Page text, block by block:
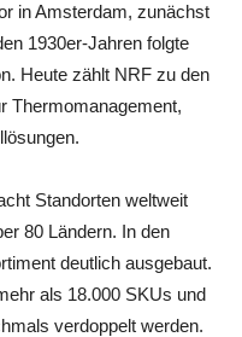
in Amsterdam, zunächst
1930er-Jahren folgte
Heute zählt NRF zu den
Thermomanagement,
Standorten weltweit
80 Ländern. In den
deutlich ausgebaut.
als 18.000 SKUs und
verdoppelt werden.